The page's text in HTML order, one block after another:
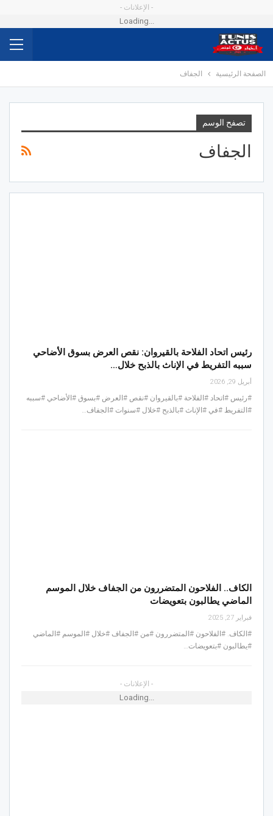
- الإعلانات -
Loading...
الصفحة الرئيسية الجفاف
تصفح الوسم
الجفاف
رئيس اتحاد الفلاحة بالقيروان: نقص العرض بسوق الأضاحي
سببه التفريط في الإناث بالذبح خلال…
أبريل 29, 2026
#رئيس #اتحاد #الفلاحة #بالقيروان #نقص #العرض #بسوق #الأضاحي #سببه
#التفريط #في #الإناث #بالذبح #خلال #سنوات #الجفاف…
الكاف.. الفلاحون المتضررون من الجفاف خلال الموسم
الماضي يطالبون بتعويضات
فبراير 27, 2025
#الكاف. #الفلاحون #المتضررون #من #الجفاف #خلال #الموسم #الماضي
#يطالبون #بتعويضات…
- الإعلانات -
Loading...